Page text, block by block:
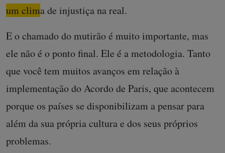
um clima de injustiça na real.
E o chamado do mutirão é muito importante, mas
ele não é o ponto final. Ele é a metodologia. Tanto
que você tem muitos avanços em relação à
implementação do Acordo de Paris, que acontecem
porque os países se disponibilizam a pensar para
além da sua própria cultura e dos seus próprios
problemas.